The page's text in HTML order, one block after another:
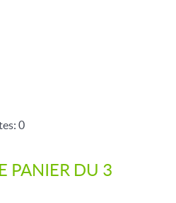
0
PANIER DU 3